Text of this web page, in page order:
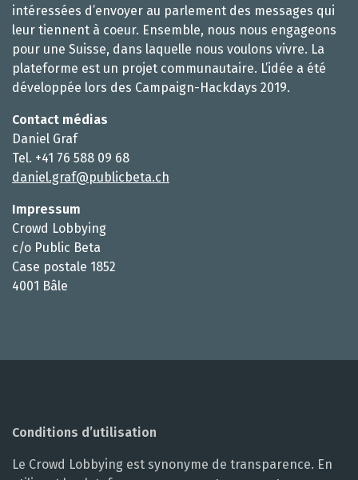
intéressées d’envoyer au parlement des messages qui
leur tiennent à coeur. Ensemble, nous nous engageons
pour une Suisse, dans laquelle nous voulons vivre. La
plateforme est un projet communautaire. L’idée a été
développée lors des Campaign-Hackdays 2019.
Contact médias
Daniel Graf
Tel. +41 76 588 09 68
daniel.graf@publicbeta.ch
Impressum
Crowd Lobbying
c/o Public Beta
Case postale 1852
4001 Bâle
Conditions d’utilisation
Le Crowd Lobbying est synonyme de transparence. En